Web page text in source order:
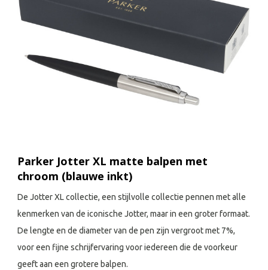
Parker Jotter XL matte balpen met
chroom (blauwe inkt)
De Jotter XL collectie, een stijlvolle collectie pennen met alle
kenmerken van de iconische Jotter, maar in een groter formaat.
De lengte en de diameter van de pen zijn vergroot met 7%,
voor een fijne schrijfervaring voor iedereen die de voorkeur
geeft aan een grotere balpen.